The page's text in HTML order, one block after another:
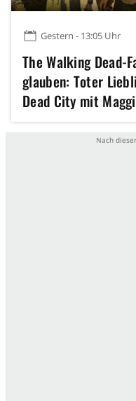
Gestern - 13:05 Uhr
The Walking Dead-
glauben: Toter
Dead City mit